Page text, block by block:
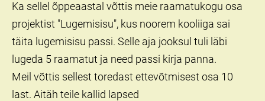
Ka sellel õppeaastal võttis meie raamatukogu osa
projektist "Lugemisisu", kus noorem kooliiga sai
täita lugemisisu passi. Selle aja jooksul tuli läbi
lugeda 5 raamatut ja need passi kirja panna.
Meil võttis sellest toredast ettevõtmisest osa 10
last. Aitäh teile kallid lapsed